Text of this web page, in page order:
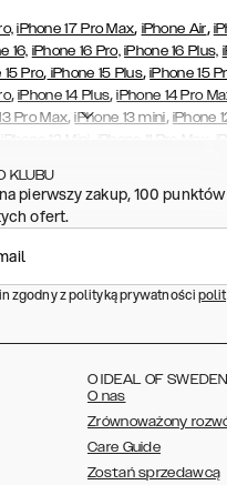
iPhone 17 Pro Max, iPhone Air,
16, iPhone 16 Pro, iPhone 16 Plus,
15 Pro, iPhone 15 Plus,iPhone 15
,iPhone 14 Plus,iPhone 14 Pro
Pro Max,iPhone 13 mini, iPhone
iPhone 12 Mini iPhone 11 Pro Max
8,iPhone 8 Plus iPhone
, iPhone 5/5s/SE,Galaxy S26 ,
Galaxy S25,Galaxy S25+,
S24+
Galaxy
A52s 5G,Galaxy S21,Galaxy
S10e,Galaxy S9,Galaxy S9+,
KLUBU
pierwszy zakup, 100
ofert.
zgodny z polityką prywatności
O IDEAL OF SWEDEN
O nas
Zrównoważony
Care Guide
Zostań sprzedawcą